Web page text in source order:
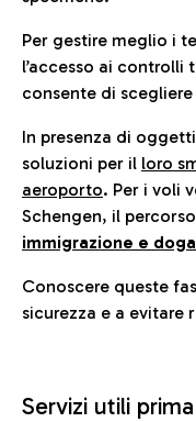
Per gestire meglio i
l’accesso ai controlli
consente di
In presenza di
soluzioni per il loro
aeroporto. Per i voli
Schengen, il
immigrazione e
Conoscere queste
sicurezza e a evitare
Servizi utili